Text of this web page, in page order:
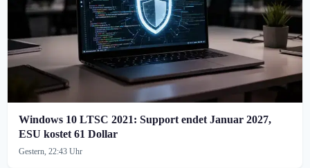
Windows 10 LTSC 2021: Support endet Januar 2027,
ESU kostet 61 Dollar
Gestern, 22:43 Uhr